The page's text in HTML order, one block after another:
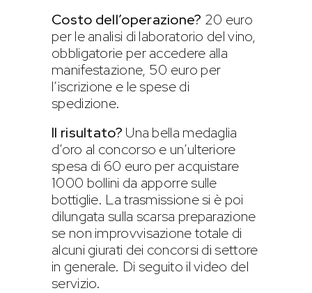
Costo dell’operazione? 20 euro
per le analisi di laboratorio del vino,
obbligatorie per accedere alla
manifestazione, 50 euro per
l’iscrizione e le spese di
spedizione.
Il risultato? Una bella medaglia
d’oro al concorso e un’ulteriore
spesa di 60 euro per acquistare
1000 bollini da apporre sulle
bottiglie. La trasmissione si è poi
dilungata sulla scarsa preparazione
se non improvvisazione totale di
alcuni giurati dei concorsi di settore
in generale. Di seguito il video del
servizio.